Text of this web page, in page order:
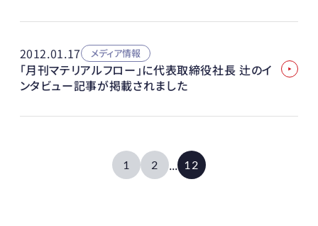
2012.01.17 メディア情報
「月刊マテリアルフロー」に代表取締役社長 辻のイ
ンタビュー記事が掲載されました
1 2 ... 12